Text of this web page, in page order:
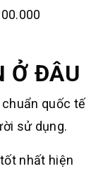
Ở ĐÂU
quốc tế
sử dụng.
nhất hiện